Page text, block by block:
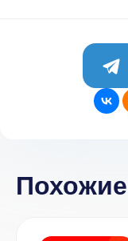
Похожие